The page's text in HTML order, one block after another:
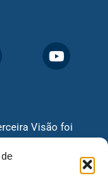
Visão foi
só existiam
continua